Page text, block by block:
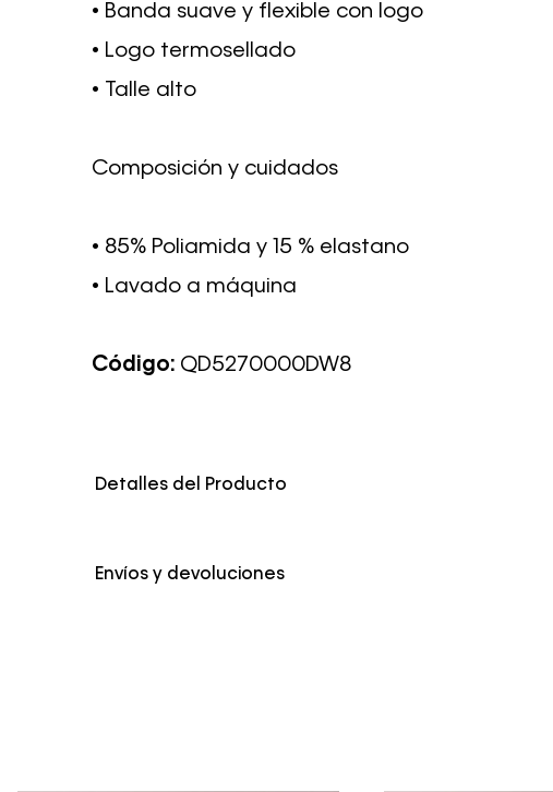
• Banda suave y flexible con logo
• Logo termosellado
• Talle alto
Composición y cuidados
• 85% Poliamida y 15 % elastano
• Lavado a máquina
Código: QD5270000DW8
Detalles del Producto
Envíos y devoluciones